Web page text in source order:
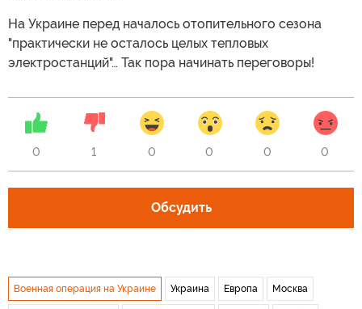
На Украине перед началось отопительного сезона
"практически не осталось целых тепловых
электростанций"… Так пора начинать переговоры!
0 1 0 0 0 0
Обсудить
Военная операция на Украине Украина Европа Москва